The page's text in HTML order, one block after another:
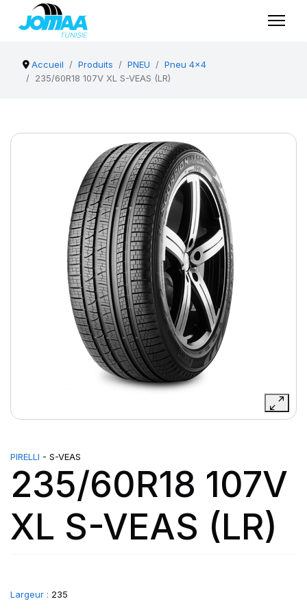
Accueil Produits PNEU
Pneu 4x4
235/60R18 107V XL S-VEAS (LR)
PIRELLI - S-VEAS
235/60R18 107V
XL S-VEAS (LR)
Largeur : 235